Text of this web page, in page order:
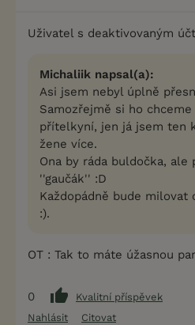
Uživatel s deaktivovaným
Michaliik napsal(a):
Asi jsem nebyl úplně
Samozřejmě si ho
přítelkyní, jen já jsem ten
žene více.
Ona by ráda buldočka, ale
''gaučák'' :D
Každopádně bude milovat
:).
OT : Tak to máte úžasnou
0
Kvalitní příspěvek
Nahlásit
Citovat